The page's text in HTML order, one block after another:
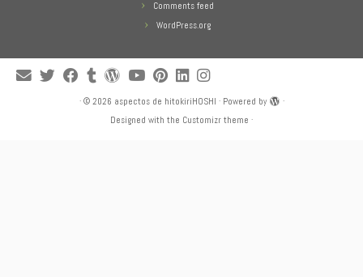
Comments feed
WordPress.org
· © 2026 aspectos de hitokiriHOSHI · Powered by
·
Designed with the Customizr theme ·